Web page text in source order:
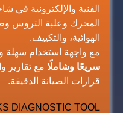
الفنية والإلكترونية في
المحرك وعلبة التروس
الهوائية، والتكييف.
مع واجهة استخدام سهلة
سريعًا وشاملًا مع تقارير
قرارات الصيانة الدقيقة.
DIAGNOSTIC TOOL